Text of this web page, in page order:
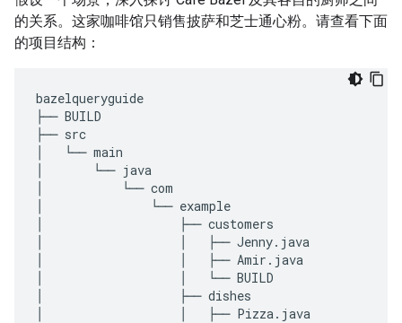
的关系。这家咖啡馆只销售披萨和芝士通心粉。请查看下面
的项目结构：
bazelqueryguide
├── BUILD
├── src
└── main
└── java
└── com
└── example
├── customers
├── Jenny. java
├── Amir . java
└── BUILD
├── dishes
├── Pizza. java